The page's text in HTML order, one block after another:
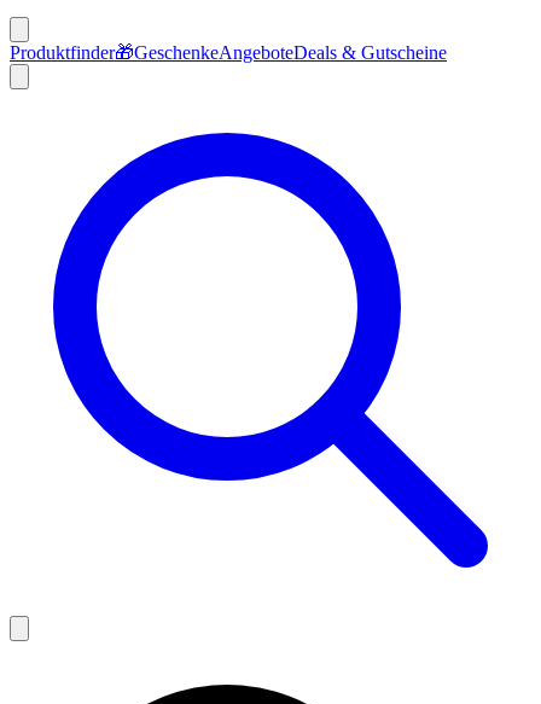
Produktfinder🎁GeschenkeAngeboteDeals & Gutscheine